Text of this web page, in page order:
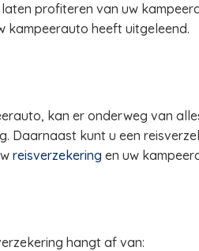
profiteren van uw
kampeerauto heeft uitgeleend.
kan er onderweg van
Daarnaast kunt u een
reisverzekering en uw
hangt af van: